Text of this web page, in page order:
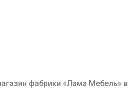
фабрики «Лама Мебель» в